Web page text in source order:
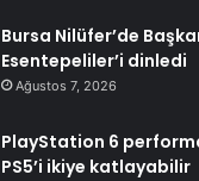
Bursa Nilüfer’de
Esentepeliler’i dinledi
Ağustos 7, 2026
PlayStation 6
PS5’i ikiye katlayabilir